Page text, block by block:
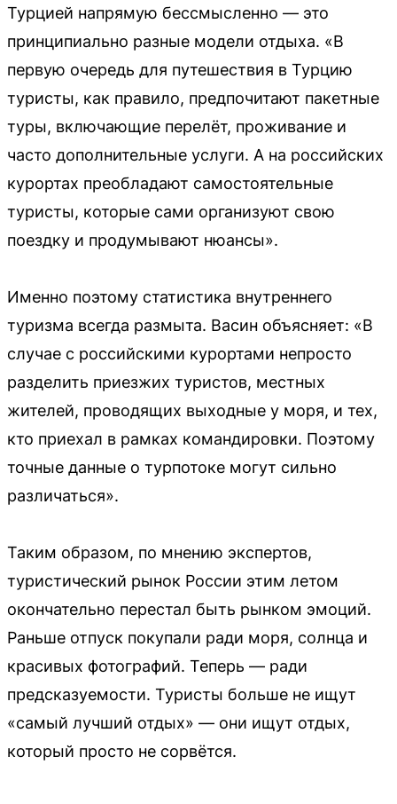
Турцией напрямую бессмысленно — это
принципиально разные модели отдыха. «В
первую очередь для путешествия в Турцию
туристы, как правило, предпочитают пакетные
туры, включающие перелёт, проживание и
часто дополнительные услуги. А на российских
курортах преобладают самостоятельные
туристы, которые сами организуют свою
поездку и продумывают нюансы».
Именно поэтому статистика внутреннего
туризма всегда размыта. Васин объясняет: «В
случае с российскими курортами непросто
разделить приезжих туристов, местных
жителей, проводящих выходные у моря, и тех,
кто приехал в рамках командировки. Поэтому
точные данные о турпотоке могут сильно
различаться».
Таким образом, по мнению экспертов,
туристический рынок России этим летом
окончательно перестал быть рынком эмоций.
Раньше отпуск покупали ради моря, солнца и
красивых фотографий. Теперь — ради
предсказуемости. Туристы больше не ищут
«самый лучший отдых» — они ищут отдых,
который просто не сорвётся.